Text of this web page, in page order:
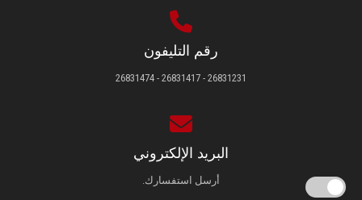
رقم التليفون
26831231 - 26831417 - 26831474
البريد الإلكتروني
أرسل استفسارك.